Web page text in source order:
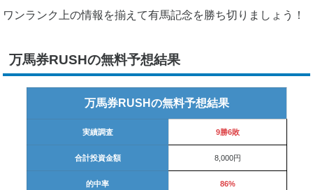
ワンランク上の情報を揃えて有馬記念を勝ち切りましょう！
万馬券RUSHの無料予想結果
万馬券RUSHの無料予想結果
実績調査 9勝6敗
合計投資金額 8,000円
的中率 86%